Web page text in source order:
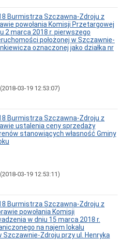
Burmistrza Szczawna-Zdroju z
powołania Komisji Przetargowej
2 marca 2018 r. pierwszego
położonej w Szczawnie-
oznaczonej jako działka nr
(2018-03-19 12:53:07)
Burmistrza Szczawna-Zdroju z
ustalenia ceny sprzedaży
stanowiących własność Gminy
(2018-03-19 12:53:11)
Burmistrza Szczawna-Zdroju z
powołania Komisji
w dniu 15 marca 2018 r.
na najem lokalu
Szczawnie-Zdroju przy ul. Henryka